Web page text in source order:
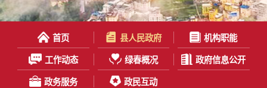
首页 县人民政府 机构职能
工作动态 绿春概况 政府信息公开
政务服务 政民互动